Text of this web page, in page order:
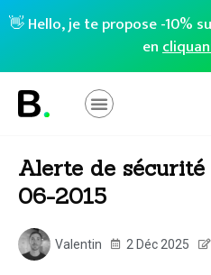
👋 Hello, je te propose -10%
en
Alerte de sécurité
06-2015
Valentin 2 Déc 2025